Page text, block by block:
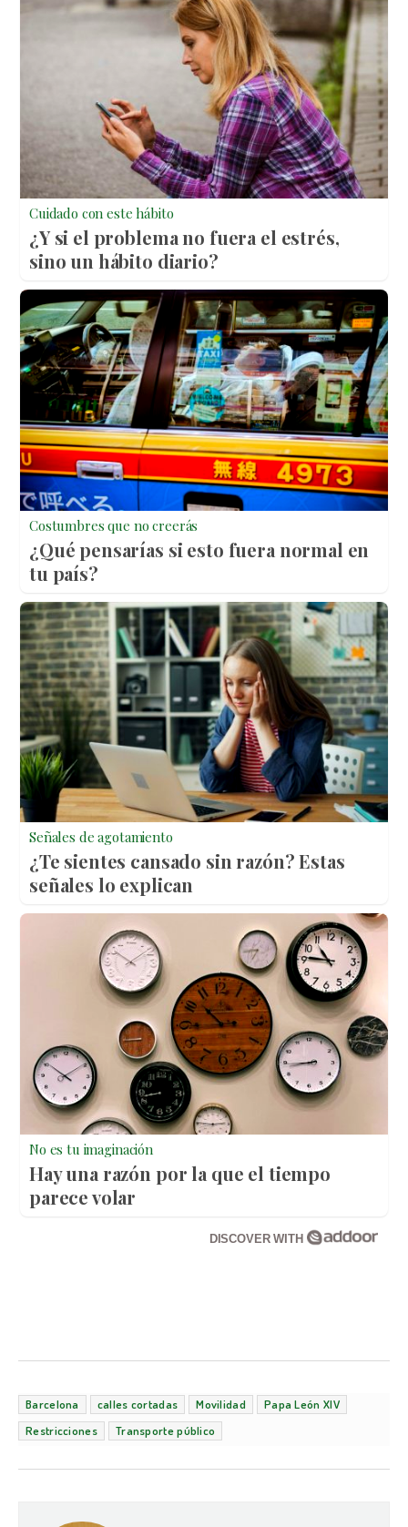
Cuidado con este hábito
¿Y si el problema no fuera el estrés,
sino un hábito diario?
Costumbres que no creerás
¿Qué pensarías si esto fuera normal en
tu país?
Señales de agotamiento
¿Te sientes cansado sin razón? Estas
señales lo explican
No es tu imaginación
Hay una razón por la que el tiempo
parece volar
DISCOVER WITH
Barcelona calles cortadas Movilidad
Papa León XIV
Restricciones
Transporte público